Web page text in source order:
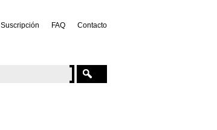
Suscripción FAQ Contacto